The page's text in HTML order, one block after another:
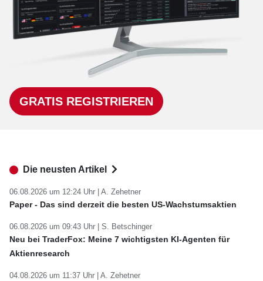
GRATIS REGISTRIEREN
Die neusten Artikel
06.08.2026 um 12:24 Uhr | A. Zehetner
Paper - Das sind derzeit die besten US-Wachstumsaktien
06.08.2026 um 09:43 Uhr | S. Betschinger
Neu bei TraderFox: Meine 7 wichtigsten KI-Agenten für
Aktienresearch
04.08.2026 um 11:37 Uhr | A. Zehetner